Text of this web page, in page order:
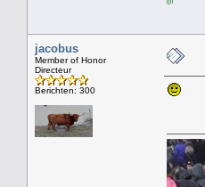
jacobus
Member of Honor
Directeur
Berichten: 300